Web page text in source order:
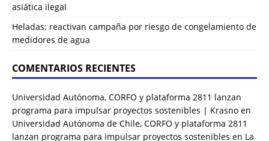
asiática ilegal
Heladas: reactivan campaña por riesgo de congelamiento de
medidores de agua
COMENTARIOS RECIENTES
Universidad Autónoma, CORFO y plataforma 2811 lanzan
programa para impulsar proyectos sostenibles | Krasno en
Universidad Autónoma de Chile, CORFO y plataforma 2811
lanzan programa para impulsar proyectos sostenibles en La